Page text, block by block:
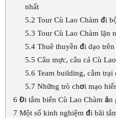
nhất
5.2 Tour Cù Lao Chàm đi
5.3 Tour Cù Lao Chàm lặn
5.4Thuê thuyền đi dạo trên
5.5 Câu mực, câu cá Cù
5.6 Team building, cắm trại
5.7 Những trò chơi mạo
6 Đi tắm biển Cù Lao Chàm ăn
7 Một số kinh nghiệm đi bãi